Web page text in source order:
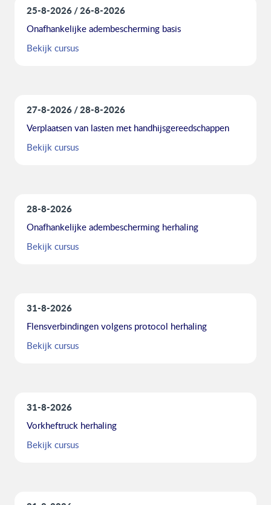
25-8-2026 26-8-2026
Onafhankelijke adembescherming basis
Bekijk cursus
27-8-2026 28-8-2026
Verplaatsen van lasten met handhijsgereedschappen
Bekijk cursus
28-8-2026
Onafhankelijke adembescherming herhaling
Bekijk cursus
31-8-2026
Flensverbindingen volgens protocol herhaling
Bekijk cursus
31-8-2026
Vorkheftruck herhaling
Bekijk cursus